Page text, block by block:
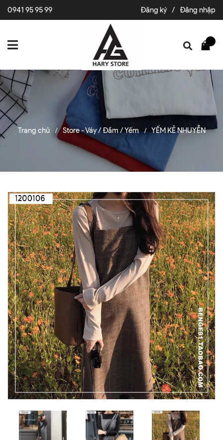
0941 95 95 99 Đăng ký / Đăng nhập
Trang chủ / Store - Váy / Đầm / Yếm / YẾM KẺ NHUYỄN